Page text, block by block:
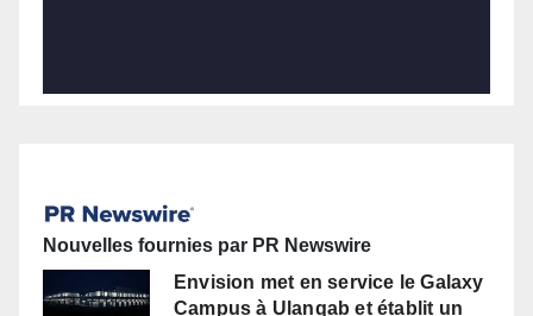
Nouvelles fournies par PR Newswire
Envision met en service le Galaxy
Campus à Ulanqab et établit un